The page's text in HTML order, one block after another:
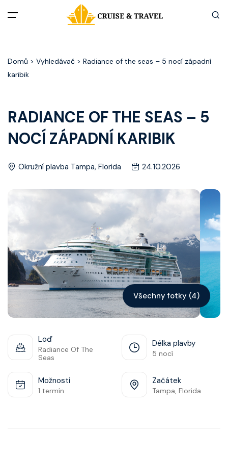
Akční nabídky
Zážitky z plaveb
Kontakt
Vyhledat plavbu
Domů > Vyhledávač > Radiance of the seas – 5 nocí západní
karibik
RADIANCE OF THE SEAS – 5
NOCÍ ZÁPADNÍ KARIBIK
Okružní plavba Tampa, Florida 24.10.2026
Všechny fotky (4)
Loď
Radiance Of The
Seas
Délka plavby
5 nocí
Možnosti
1 termín
Začátek
Tampa, Florida